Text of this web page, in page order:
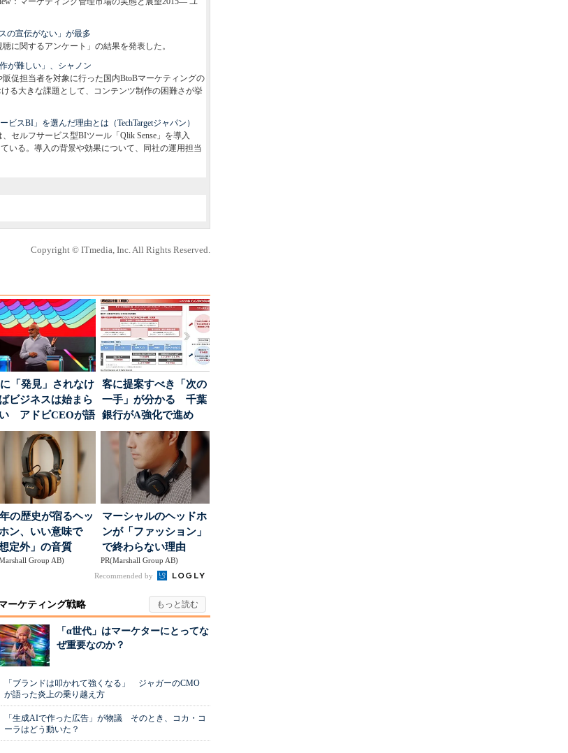
の宣伝がない」が最多
に関するアンケート」の結果を発表した。
が難しい」、シャノン
促担当者を対象に行った国内BtoBマーケティングの
る大きな課題として、コンテンツ制作の困難さが挙
スBI」を選んだ理由とは（TechTargetジャパン）
セルフサービス型BIツール「Qlik Sense」を導入
いる。導入の背景や効果について、同社の運用担当
Copyright © ITmedia, Inc. All Rights Reserved.
「発見」されなけ
ビジネスは始まら
アドビCEOが語
、AIエージ...
客に提案すべき「次の
一手」が分かる 千葉
銀行がA強化で進め
る“One to On...
の歴史が宿るヘッ
ホン、いい意味で
想定外」の音質
Group AB)
マーシャルのヘッドホ
ンが「ファッション」
で終わらない理由
PR(Marshall Group AB)
Recommended by
ーケティング戦略
「α世代」はマーケターにとってな
ぜ重要なのか？
「ブランドは叩かれて強くなる」 ジャガーのCMO
が語った炎上の乗り越え方
「生成AIで作った広告」が物議 そのとき、コカ・コ
ーラはどう動いた？